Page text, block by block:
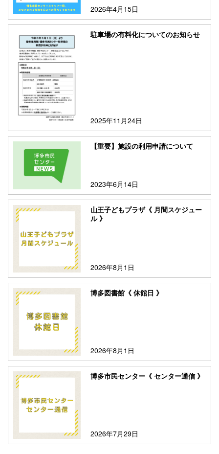
2026年4月15日
駐車場の有料化についてのお知らせ
2025年11月24日
【重要】施設の利用申請について
2023年6月14日
山王子どもプラザ《 月間スケジュー
ル 》
2026年8月1日
博多図書館《 休館日 》
2026年8月1日
博多市民センター《 センター通信 》
2026年7月29日